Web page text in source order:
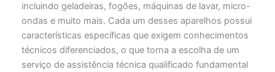
incluindo geladeiras, fogões, máquinas de lavar, micro-
ondas e muito mais. Cada um desses aparelhos possui
características específicas que exigem conhecimentos
técnicos diferenciados, o que torna a escolha de um
serviço de assistência técnica qualificado fundamental